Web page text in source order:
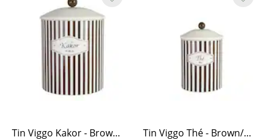
Tin Viggo Kakor - Brown/White Tin Viggo Thé - Brown/White